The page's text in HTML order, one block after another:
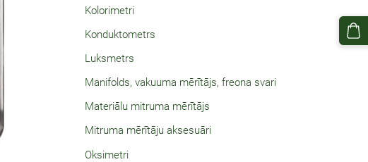
Kolorimetri
Konduktometrs
Luksmetrs
Manifolds, vakuuma mērītājs, freona svari
Materiālu mitruma mērītājs
Mitruma mērītāju aksesuāri
Oksimetri